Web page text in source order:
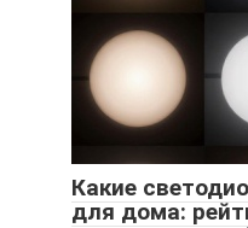
Какие
для дома: